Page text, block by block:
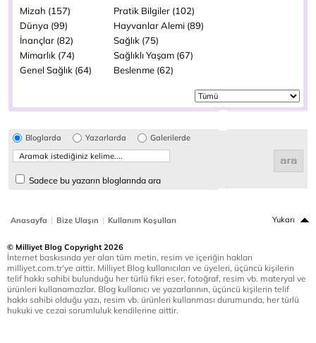
Mizah (157)
Pratik Bilgiler (102)
Dünya (99)
Hayvanlar Alemi (89)
İnançlar (82)
Sağlık (75)
Mimarlık (74)
Sağlıklı Yaşam (67)
Genel Sağlık (64)
Beslenme (62)
Bloglarda Yazarlarda Galerilerde
Sadece bu yazarın bloglarında ara
Anasayfa | Bize Ulaşın | Kullanım Koşulları Yukarı
© Milliyet Blog Copyright 2026
İnternet baskısında yer alan tüm metin, resim ve içeriğin hakları
milliyet.com.tr'ye aittir. Milliyet Blog kullanıcıları ve üyeleri, üçüncü kişilerin
telif hakkı sahibi bulunduğu her türlü fikri eser, fotoğraf, resim vb. materyal ve
ürünleri kullanamazlar. Blog kullanıcı ve yazarlarının, üçüncü kişilerin telif
hakkı sahibi olduğu yazı, resim vb. ürünleri kullanması durumunda, her türlü
hukuki ve cezai sorumluluk kendilerine aittir.